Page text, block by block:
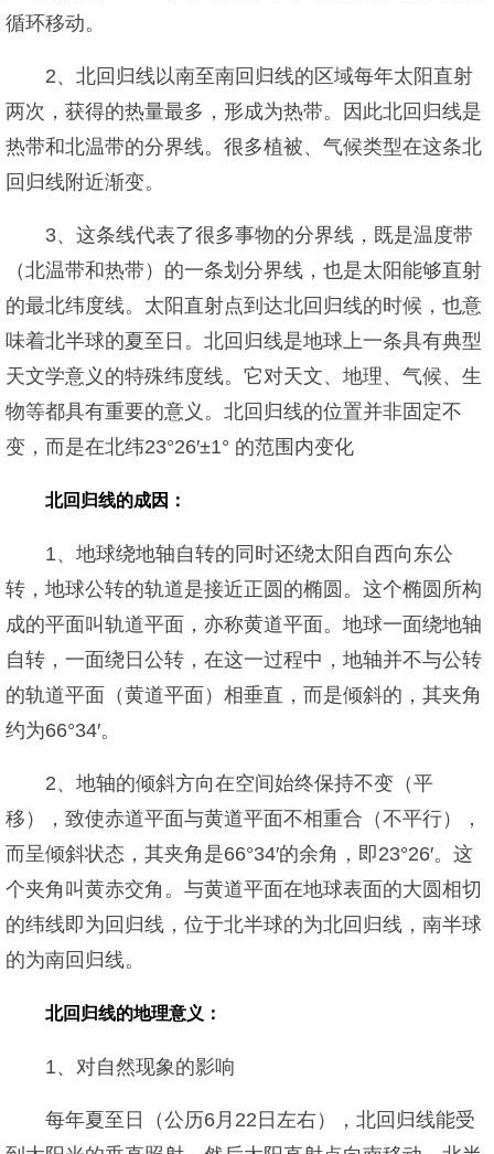
循环移动。
2、北回归线以南至南回归线的区域每年太阳直射
两次，获得的热量最多，形成为热带。因此北回归线是
热带和北温带的分界线。很多植被、气候类型在这条北
回归线附近渐变。
3、这条线代表了很多事物的分界线，既是温度带
（北温带和热带）的一条划分界线，也是太阳能够直射
的最北纬度线。太阳直射点到达北回归线的时候，也意
味着北半球的夏至日。北回归线是地球上一条具有典型
天文学意义的特殊纬度线。它对天文、地理、气候、生
物等都具有重要的意义。北回归线的位置并非固定不
变，而是在北纬23°26′±1° 的范围内变化
北回归线的成因：
1、地球绕地轴自转的同时还绕太阳自西向东公
转，地球公转的轨道是接近正圆的椭圆。这个椭圆所构
成的平面叫轨道平面，亦称黄道平面。地球一面绕地轴
自转，一面绕日公转，在这一过程中，地轴并不与公转
的轨道平面（黄道平面）相垂直，而是倾斜的，其夹角
约为66°34′。
2、地轴的倾斜方向在空间始终保持不变（平
移），致使赤道平面与黄道平面不相重合（不平行），
而呈倾斜状态，其夹角是66°34′的余角，即23°26′。这
个夹角叫黄赤交角。与黄道平面在地球表面的大圆相切
的纬线即为回归线，位于北半球的为北回归线，南半球
的为南回归线。
北回归线的地理意义：
1、对自然现象的影响
每年夏至日（公历6月22日左右），北回归线能受